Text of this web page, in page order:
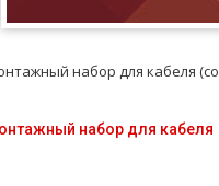
набор для кабеля
набор для кабеля